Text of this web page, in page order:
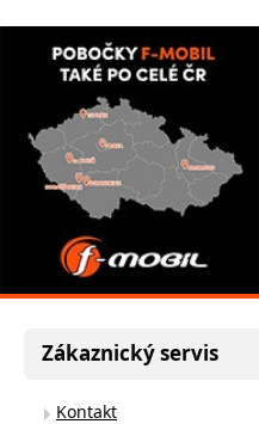
Zákaznický servis
Kontakt